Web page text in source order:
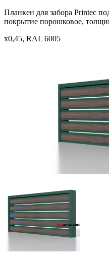
Планкен для забора Printec
покрытие порошковое,
x0,45, RAL 6005